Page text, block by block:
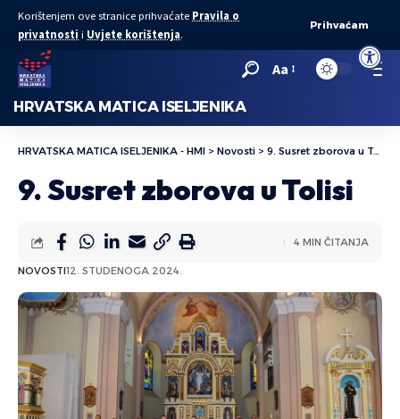
Open
Korištenjem ove stranice prihvaćate Pravila o
privatnosti i Uvjete korištenja.
Prihvaćam
Aa
HRVATSKA MATICA ISELJENIKA
HRVATSKA MATICA ISELJENIKA - HMI > Novosti > 9. Susret zborova u Tolisi
9. Susret zborova u Tolisi
NOVOSTI12. STUDENOGA 2024.
4 MIN ČITANJA